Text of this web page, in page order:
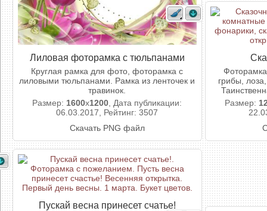
Лиловая фоторамка с тюльпанами
Круглая рамка для фото, фоторамка с
лиловыми тюльпанами. Рамка из ленточек и
травинок.
Размер: 1600x1200 , Дата публикации:
06.03.2017, Рейтинг: 3507
Скачать PNG файл
грибы,
Размер:
Пускай весна принесет счатье!